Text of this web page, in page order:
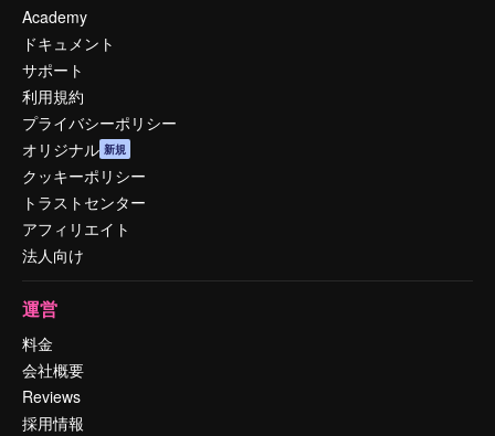
Academy
ドキュメント
サポート
利用規約
プライバシーポリシー
オリジナル 新規
クッキーポリシー
トラストセンター
アフィリエイト
法人向け
運営
料金
会社概要
Reviews
採用情報